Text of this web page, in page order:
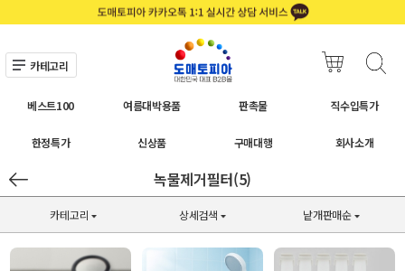
카테고리
베스트100 여름대박용품 판촉물 직수입특가
한정특가 신상품 구매대행 회사소개
녹물제거필터(5)
카테고리 상세검색 낱개판매순